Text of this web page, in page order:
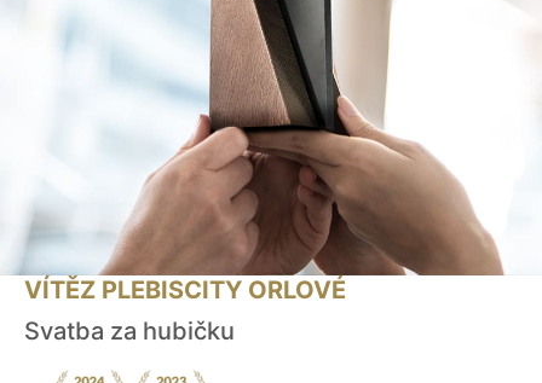
VÍTĚZ PLEBISCITY ORLOVÉ
Svatba za hubičku